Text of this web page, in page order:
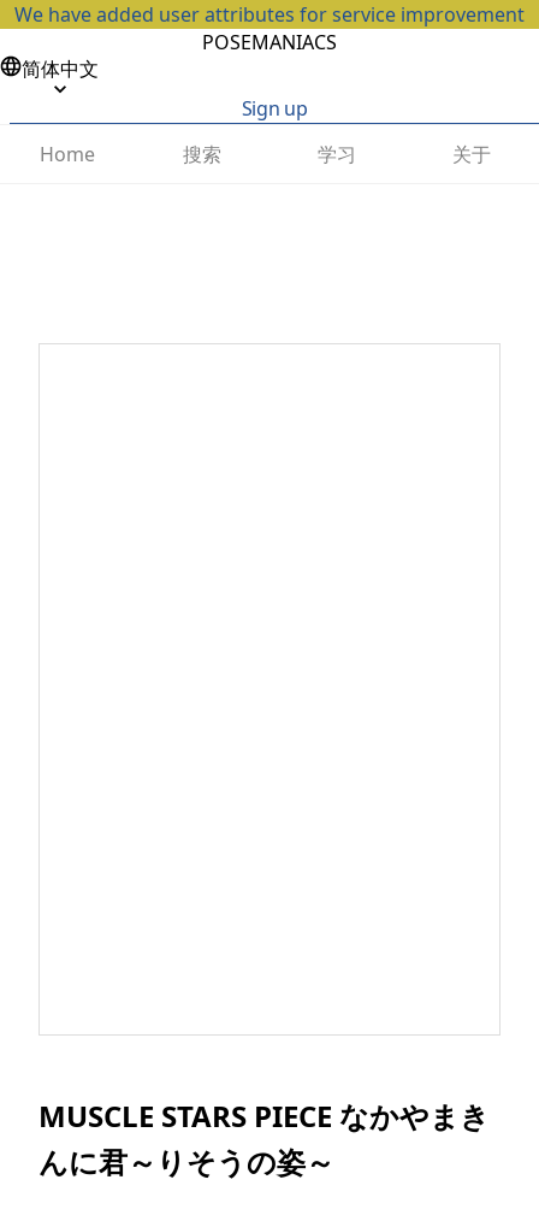
We have added user attributes for service improvement
POSEMANIACS
简体中文
Sign up
Home
搜索 学习 关于
MUSCLE STARS PIECE なかやまき
んに君～りそうの姿～